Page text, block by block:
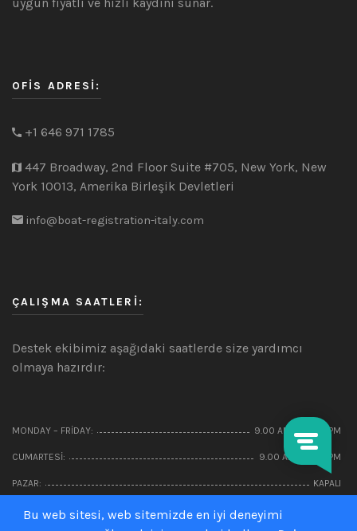
OFIS ADRESI:
+1 646 971 1785
447 Broadway, 2nd Floor Suite #705, New York, New
York 10013, Amerika Birleşik Devletleri
info@boat-registration-italy.com
ÇALIŞMA SAATLERI:
Destek ekibimiz aşağıdaki saatlerde size yardımcı
olmaya hazırdır:
MONDAY – FRIDAY: 9.00 AM – 22.00 PM
CUMARTESI: 9.00 AM – 5:00 PM
PAZAR: KAPALI
Bu web sitesi, web sitemizde en iyi deneyimi